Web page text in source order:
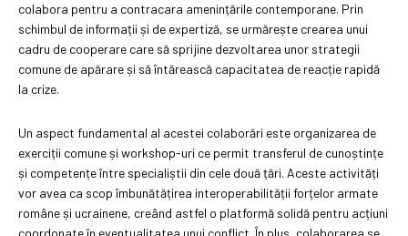
colabora pentru a contracara amenințările contemporane. Prin
schimbul de informații și de expertiză, se urmărește crearea unui
cadru de cooperare care să sprijine dezvoltarea unor strategii
comune de apărare și să întărească capacitatea de reacție rapidă
la crize.
Un aspect fundamental al acestei colaborări este organizarea de
exerciții comune și workshop-uri ce permit transferul de cunoștințe
și competențe între specialiștii din cele două țări. Aceste activități
vor avea ca scop îmbunătățirea interoperabilității forțelor armate
române și ucrainene, creând astfel o platformă solidă pentru acțiuni